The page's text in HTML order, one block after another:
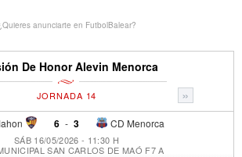
anunciarte en FutbolBalear?
De Honor Alevin Menorca
»
JORNADA 14
6 - CD Menorca
3
SÁB 16/05/2026 - 11:30 H
SAN CARLOS DE MAÓ F7 A